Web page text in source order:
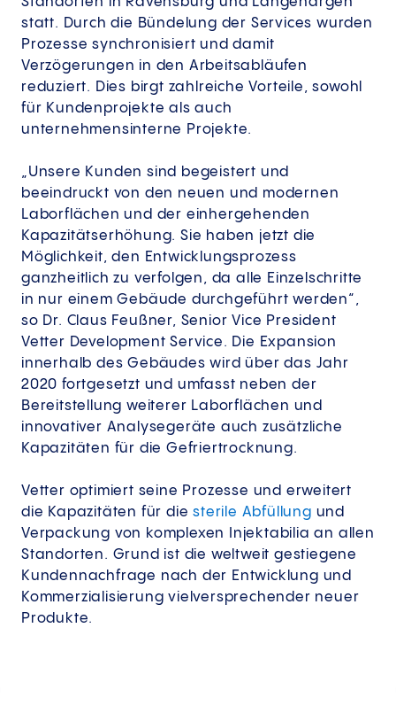
statt. Durch die Bündelung der Services wurden
Prozesse synchronisiert und damit
Verzögerungen in den Arbeitsabläufen
reduziert. Dies birgt zahlreiche Vorteile, sowohl
für Kundenprojekte als auch
unternehmensinterne Projekte.
„Unsere Kunden sind begeistert und
beeindruckt von den neuen und modernen
Laborflächen und der einhergehenden
Kapazitätserhöhung. Sie haben jetzt die
Möglichkeit, den Entwicklungsprozess
ganzheitlich zu verfolgen, da alle Einzelschritte
in nur einem Gebäude durchgeführt werden“,
so Dr. Claus Feußner, Senior Vice President
Vetter Development Service. Die Expansion
innerhalb des Gebäudes wird über das Jahr
2020 fortgesetzt und umfasst neben der
Bereitstellung weiterer Laborflächen und
innovativer Analysegeräte auch zusätzliche
Kapazitäten für die Gefriertrocknung.
Vetter optimiert seine Prozesse und erweitert
die Kapazitäten für diesterile Abfüllung und
Verpackung von komplexen Injektabilia an allen
Standorten. Grund ist die weltweit gestiegene
Kundennachfrage nach der Entwicklung und
Kommerzialisierung vielversprechender neuer
Produkte.